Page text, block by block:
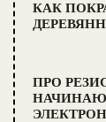
КАК
ПРО